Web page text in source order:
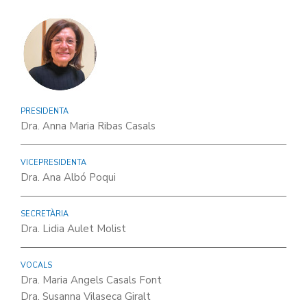
PRESIDENTA
Dra. Anna Maria Ribas Casals
VICEPRESIDENTA
Dra. Ana Albó Poqui
SECRETÀRIA
Dra. Lidia Aulet Molist
VOCALS
Dra. Maria Angels Casals Font
Dra. Susanna Vilaseca Giralt